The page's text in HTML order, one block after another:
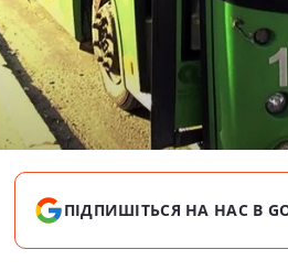
ПІДПИШІТЬСЯ НА НАС В